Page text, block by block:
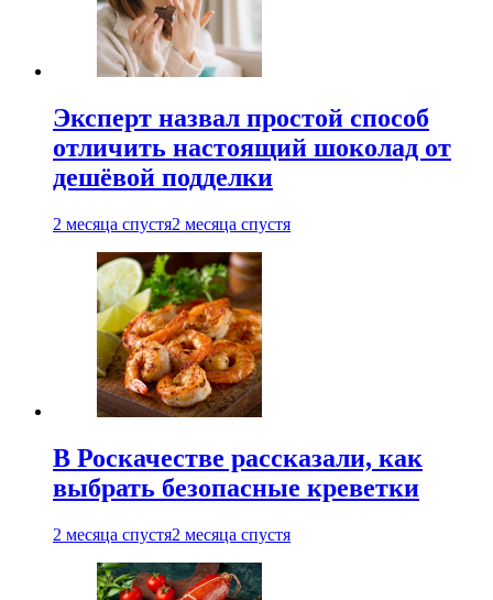
Эксперт назвал простой способ
отличить настоящий шоколад от
дешёвой подделки
2 месяца спустя2 месяца спустя
В Роскачестве рассказали, как
выбрать безопасные креветки
2 месяца спустя2 месяца спустя